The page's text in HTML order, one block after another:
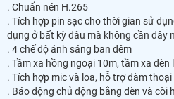
. Chuẩn nén H.265
. Tích hợp pin sạc cho thời gian sử
dụng ở bất kỳ đâu mà không cần dây
. 4 chế độ ánh sáng ban đêm
. Tầm xa hồng ngoại 10m, tầm xa đèn
. Tích hợp mic và loa, hỗ trợ đàm thoại
. Báo động chủ động bằng đèn và còi